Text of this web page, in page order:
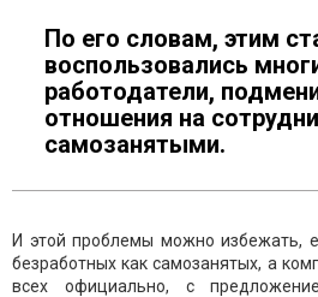
По его словам, этим
воспользовались
работодатели,
отношения на
самозанятыми.
И этой проблемы можно избежать,
безработных как самозанятых, а
всех официально, с